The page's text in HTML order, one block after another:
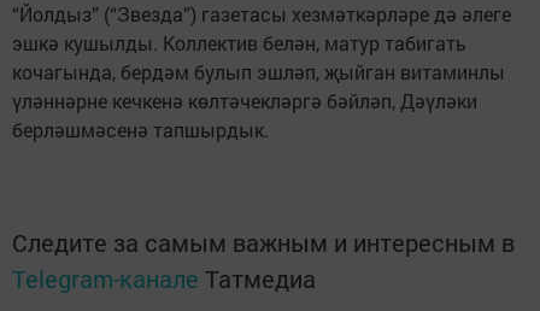
“Йолдыз” (“Звезда”) газетасы хезмәткәрләре дә әлеге
эшкә кушылды. Коллектив белән, матур табигать
кочагында, бердәм булып эшләп, җыйган витаминлы
үләннәрне кечкенә көлтәчекләргә бәйләп, Дәүләки
берләшмәсенә тапшырдык.
Следите за самым важным и интересным в
Telegram-канале Татмедиа